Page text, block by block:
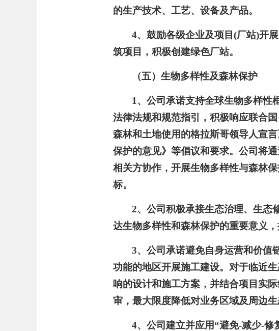
的生产技术、工艺、设备及产品。
4、鼓励各级企业及项目(厂站)开
筑项目，积极创建绿色厂站。
（五）生物多样性及森林保护
1、公司承诺支持全球生物多样性
法律法规和规范指引，积极响应联合
森林和土地使用的格拉斯哥领导人宣
保护的意见》 等倡议和要求。公司将
相关方协作，开展生物多样性与森林
标。
2、公司积极承接生态治理、生态
达生物多样性和森林保护的重要意义
3、公司承诺避免自身运营和价值
功能的地区开展施工建设。对于临近
响的设计和施工方案，并结合项目实
审，最大限度降低对业务区域及周边生
4、公司建立并应用“避免-减少-